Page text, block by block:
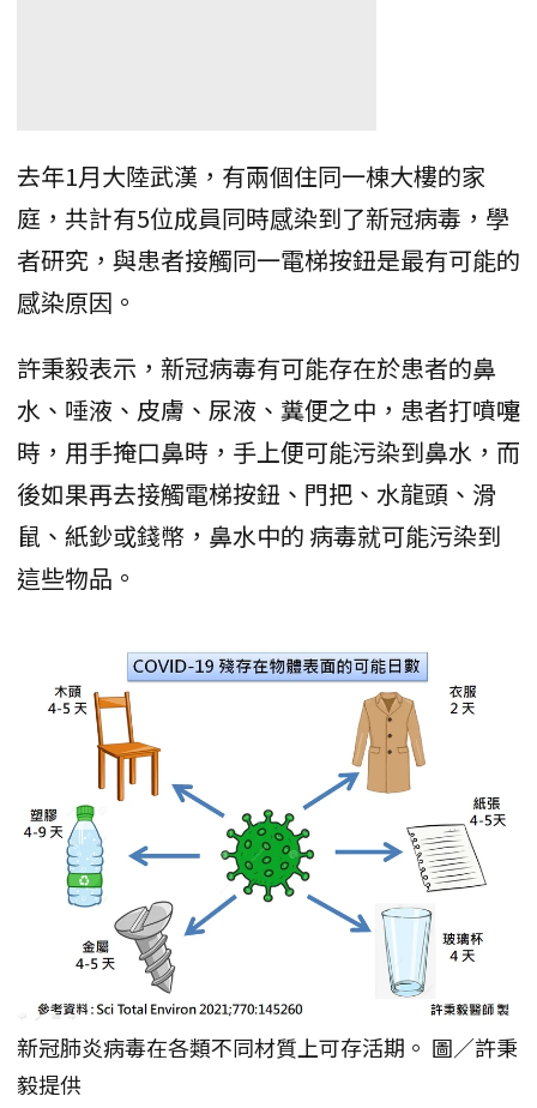
去年1月大陸武漢，有兩個住同一棟大樓的家
庭，共計有5位成員同時感染到了新冠病毒，學
者研究，與患者接觸同一電梯按鈕是最有可能的
感染原因。
許秉毅表示，新冠病毒有可能存在於患者的鼻
水、唾液、皮膚、尿液、糞便之中，患者打噴嚏
時，用手掩口鼻時，手上便可能污染到鼻水，而
後如果再去接觸電梯按鈕、門把、水龍頭、滑
鼠、紙鈔或錢幣，鼻水中的 病毒就可能污染到
這些物品。
新冠肺炎病毒在各類不同材質上可存活期。 圖／許秉
毅提供